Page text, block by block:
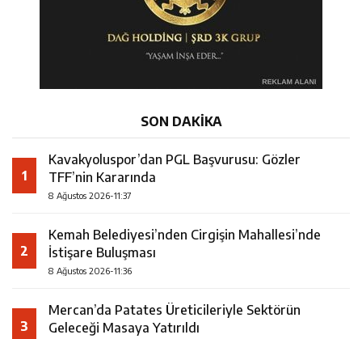
SON DAKİKA
1
Kavakyoluspor’dan PGL Başvurusu: Gözler
TFF’nin Kararında
8 Ağustos 2026-11:37
2
Kemah Belediyesi’nden Cirgişin Mahallesi’nde
İstişare Buluşması
8 Ağustos 2026-11:36
3
Mercan’da Patates Üreticileriyle Sektörün
Geleceği Masaya Yatırıldı